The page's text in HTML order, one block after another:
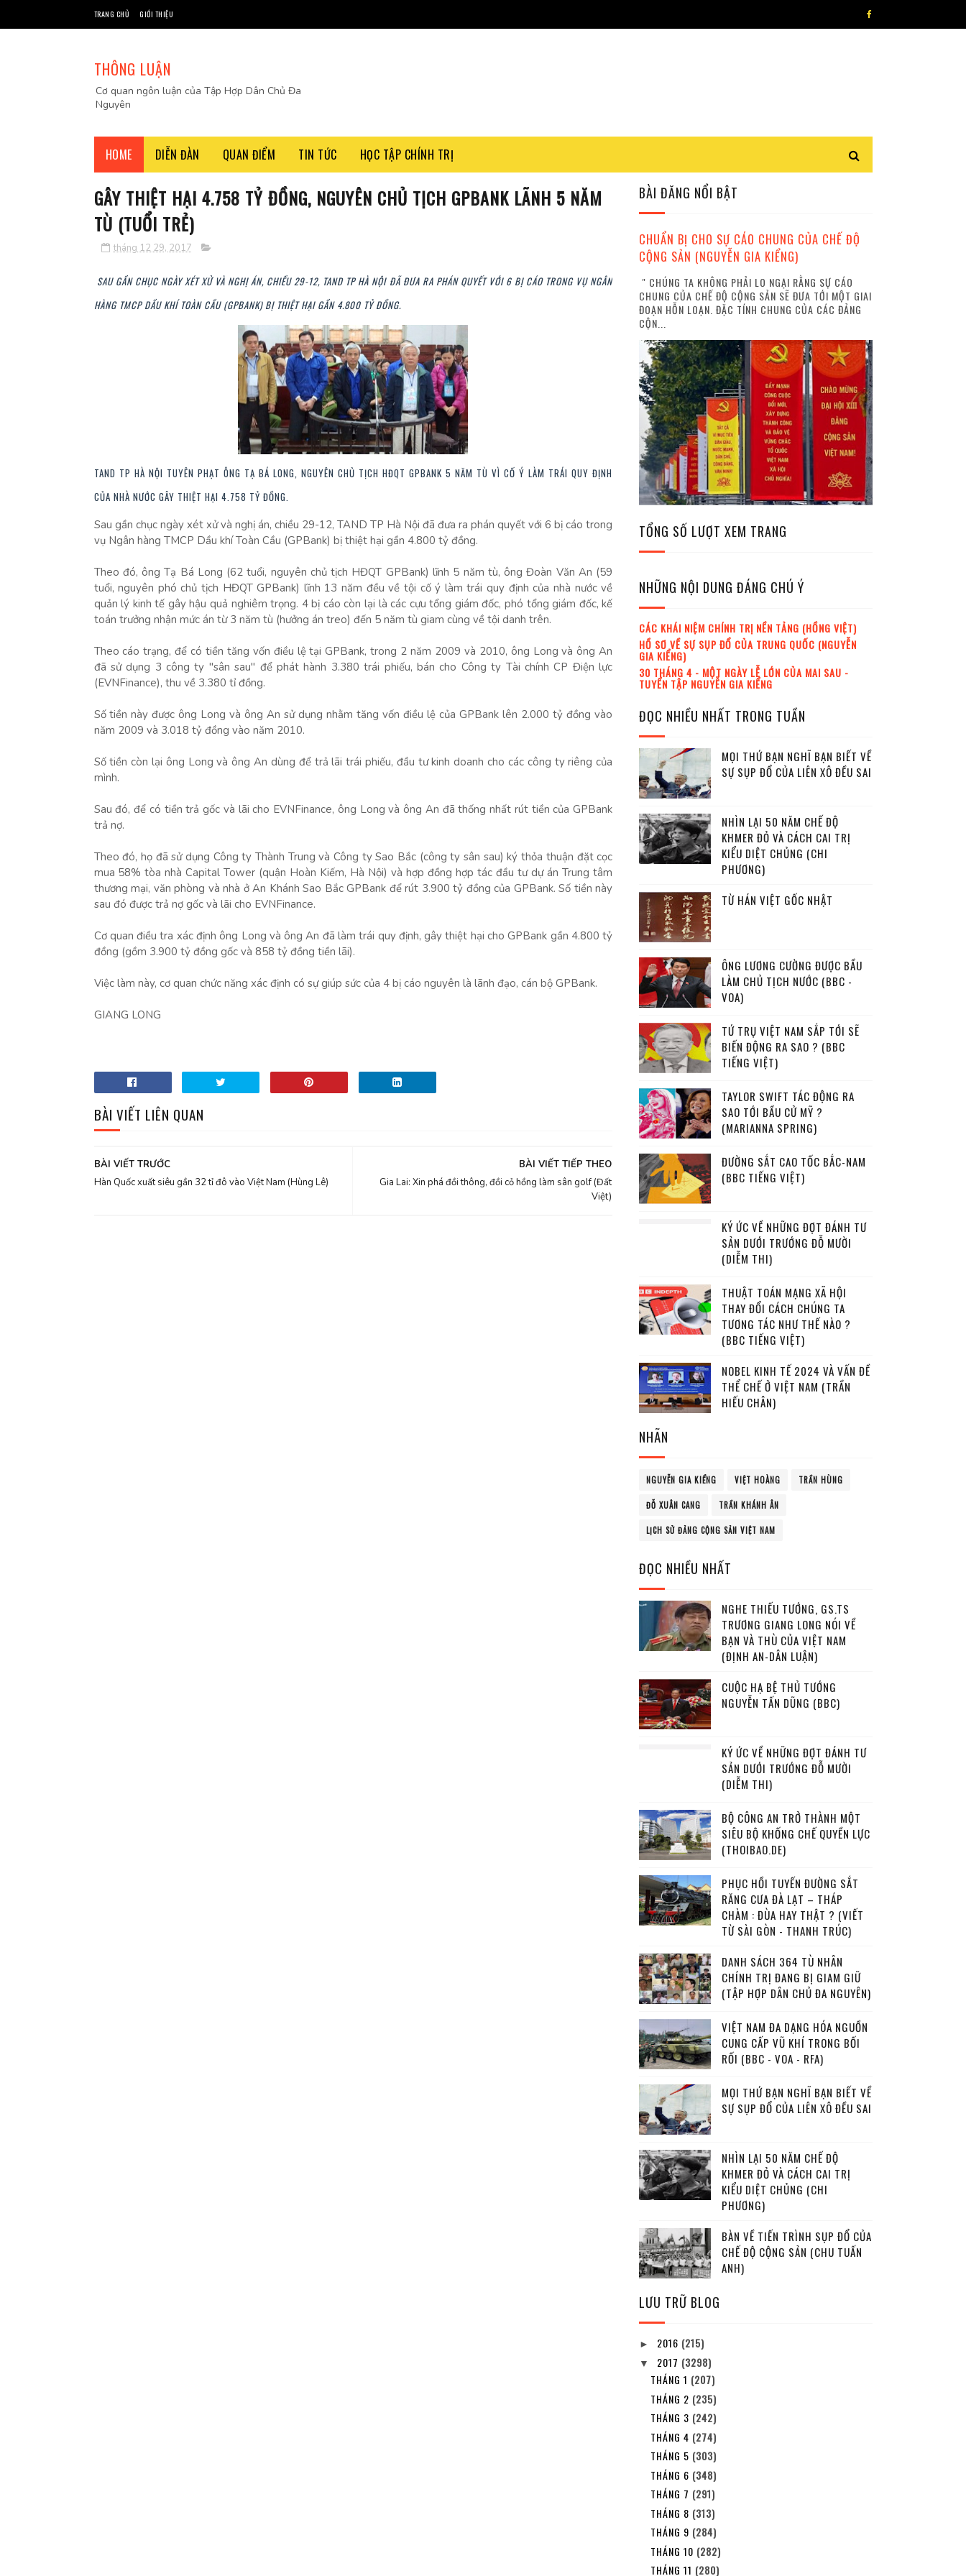
TRANG CHỦ GIỚI THIỆU
THÔNG LUẬN
Cơ quan ngôn luận của Tập Hợp Dân Chủ Đa
Nguyên
HOME DIỄN ĐÀN QUAN ĐIỂM TIN TỨC HỌC TẬP CHÍNH TRỊ
GÂY THIỆT HẠI 4.758 TỶ ĐỒNG, NGUYÊN CHỦ TỊCH GPBANK LÃNH 5 NĂM
TÙ (TUỔI TRẺ)
tháng 12 29, 2017
SAU GẦN CHỤC NGÀY XÉT XỬ VÀ NGHỊ ÁN, CHIỀU 29-12, TAND TP HÀ NỘI ĐÃ ĐƯA RA PHÁN QUYẾT VỚI 6 BỊ CÁO TRONG VỤ NGÂN
HÀNG TMCP DẦU KHÍ TOÀN CẦU (GPBANK) BỊ THIỆT HẠI GẦN 4.800 TỶ ĐỒNG.
TAND TP HÀ NỘI TUYÊN PHẠT ÔNG TẠ BÁ LONG, NGUYÊN CHỦ TỊCH HĐQT GPBANK 5 NĂM TÙ VÌ CỐ Ý LÀM TRÁI QUY ĐỊNH
CỦA NHÀ NƯỚC GÂY THIỆT HẠI 4.758 TỶ ĐỒNG.
Sau gần chục ngày xét xử và nghị án, chiều 29-12, TAND TP Hà Nội đã đưa ra phán quyết với 6 bị cáo trong
vụ Ngân hàng TMCP Dầu khí Toàn Cầu (GPBank) bị thiệt hại gần 4.800 tỷ đồng.
Theo đó, ông Tạ Bá Long (62 tuổi, nguyên chủ tịch HĐQT GPBank) lĩnh 5 năm tù, ông Đoàn Văn An (59
tuổi, nguyên phó chủ tịch HĐQT GPBank) lĩnh 13 năm đều về tội cố ý làm trái quy định của nhà nước về
quản lý kinh tế gây hậu quả nghiêm trọng. 4 bị cáo còn lại là các cựu tổng giám đốc, phó tổng giám đốc, kế
toán trưởng nhận mức án từ 3 năm tù (hưởng án treo) đến 5 năm tù giam cùng về tội danh trên.
Theo cáo trạng, để có tiền tăng vốn điều lệ tại GPBank, trong 2 năm 2009 và 2010, ông Long và ông An
đã sử dụng 3 công ty "sân sau" để phát hành 3.380 trái phiếu, bán cho Công ty Tài chính CP Điện lực
(EVNFinance), thu về 3.380 tỉ đồng.
Số tiền này được ông Long và ông An sử dụng nhằm tăng vốn điều lệ của GPBank lên 2.000 tỷ đồng vào
năm 2009 và 3.018 tỷ đồng vào năm 2010.
Số tiền còn lại ông Long và ông An dùng để trả lãi trái phiếu, đầu tư kinh doanh cho các công ty riêng của
mình.
Sau đó, để có tiền trả gốc và lãi cho EVNFinance, ông Long và ông An đã thống nhất rút tiền của GPBank
trả nợ.
Theo đó, họ đã sử dụng Công ty Thành Trung và Công ty Sao Bắc (công ty sân sau) ký thỏa thuận đặt cọc
mua 58% tòa nhà Capital Tower (quận Hoàn Kiếm, Hà Nội) và hợp đồng hợp tác đầu tư dự án Trung tâm
thương mại, văn phòng và nhà ở An Khánh Sao Bắc GPBank để rút 3.900 tỷ đồng của GPBank. Số tiền này
sau đó được trả nợ gốc và lãi cho EVNFinance.
Cơ quan điều tra xác định ông Long và ông An đã làm trái quy định, gây thiệt hại cho GPBank gần 4.800 tỷ
đồng (gồm 3.900 tỷ đồng gốc và 858 tỷ đồng tiền lãi).
Việc làm này, cơ quan chức năng xác định có sự giúp sức của 4 bị cáo nguyên là lãnh đạo, cán bộ GPBank.
GIANG LONG
BÀI VIẾT LIÊN QUAN
BÀI VIẾT TIẾP THEO
Gia Lai: Xin phá đồi thông, đồi cỏ hồng làm sân golf (Đất
Việt)
BÀI VIẾT TRƯỚC
Hàn Quốc xuất siêu gần 32 tỉ đô vào Việt Nam (Hùng Lê)
BÀI ĐĂNG NỔI BẬT
CHUẨN BỊ CHO SỰ CÁO CHUNG CỦA CHẾ ĐỘ
CỘNG SẢN (NGUYỄN GIA KIỂNG)
" CHÚNG TA KHÔNG PHẢI LO NGẠI RẰNG SỰ CÁO
CHUNG CỦA CHẾ ĐỘ CỘNG SẢN SẼ ĐƯA TỚI MỘT GIAI
ĐOẠN HỖN LOẠN. ĐẶC TÍNH CHUNG CỦA CÁC ĐẢNG
CỘN...
TỔNG SỐ LƯỢT XEM TRANG
NHỮNG NỘI DUNG ĐÁNG CHÚ Ý
CÁC KHÁI NIỆM CHÍNH TRỊ NỀN TẢNG (HỒNG VIỆT)
HỒ SƠ VỀ SỰ SỤP ĐỔ CỦA TRUNG QUỐC (NGUYỄN
GIA KIỂNG)
30 THÁNG 4 - MỘT NGÀY LỄ LỚN CỦA MAI SAU -
TUYỂN TẬP NGUYỄN GIA KIỂNG
ĐỌC NHIỀU NHẤT TRONG TUẦN
MỌI THỨ BẠN NGHĨ BẠN BIẾT VỀ
SỰ SỤP ĐỔ CỦA LIÊN XÔ ĐỀU SAI
NHÌN LẠI 50 NĂM CHẾ ĐỘ
KHMER ĐỎ VÀ CÁCH CAI TRỊ
KIỂU DIỆT CHỦNG (CHI
PHƯƠNG)
TỪ HÁN VIỆT GỐC NHẬT
ÔNG LƯƠNG CƯỜNG ĐƯỢC BẦU
LÀM CHỦ TỊCH NƯỚC (BBC -
VOA)
TỨ TRỤ VIỆT NAM SẮP TỚI SẼ
BIẾN ĐỘNG RA SAO ? (BBC
TIẾNG VIỆT)
TAYLOR SWIFT TÁC ĐỘNG RA
SAO TỚI BẦU CỬ MỸ ?
(MARIANNA SPRING)
ĐƯỜNG SẮT CAO TỐC BẮC-NAM
(BBC TIẾNG VIỆT)
KÝ ỨC VỀ NHỮNG ĐỢT ĐÁNH TƯ
SẢN DƯỚI TRƯỚNG ĐỖ MƯỜI
(DIỄM THI)
THUẬT TOÁN MẠNG XÃ HỘI
THAY ĐỔI CÁCH CHÚNG TA
TƯƠNG TÁC NHƯ THẾ NÀO ?
(BBC TIẾNG VIỆT)
NOBEL KINH TẾ 2024 VÀ VẤN ĐỀ
THỂ CHẾ Ở VIỆT NAM (TRẦN
HIẾU CHÂN)
NHÃN
NGUYỄN GIA KIỂNG VIỆT HOÀNG TRẦN HÙNG
ĐỖ XUÂN CANG TRẦN KHÁNH ÂN
LỊCH SỬ ĐẢNG CỘNG SẢN VIỆT NAM
ĐỌC NHIỀU NHẤT
NGHE THIẾU TƯỚNG, GS.TS
TRƯƠNG GIANG LONG NÓI VỀ
BẠN VÀ THÙ CỦA VIỆT NAM
(ĐỊNH AN-DÂN LUẬN)
CUỘC HẠ BỆ THỦ TƯỚNG
NGUYỄN TẤN DŨNG (BBC)
KÝ ỨC VỀ NHỮNG ĐỢT ĐÁNH TƯ
SẢN DƯỚI TRƯỚNG ĐỖ MƯỜI
(DIỄM THI)
BỘ CÔNG AN TRỞ THÀNH MỘT
SIÊU BỘ KHỐNG CHẾ QUYỀN LỰC
(THOIBAO.DE)
PHỤC HỒI TUYẾN ĐƯỜNG SẮT
RĂNG CƯA ĐÀ LẠT – THÁP
CHÀM : ĐÙA HAY THẬT ? (VIẾT
TỪ SÀI GÒN - THANH TRÚC)
DANH SÁCH 364 TÙ NHÂN
CHÍNH TRỊ ĐANG BỊ GIAM GIỮ
(TẬP HỢP DÂN CHỦ ĐA NGUYÊN)
VIỆT NAM ĐA DẠNG HÓA NGUỒN
CUNG CẤP VŨ KHÍ TRONG BỐI
RỐI (BBC - VOA - RFA)
MỌI THỨ BẠN NGHĨ BẠN BIẾT VỀ
SỰ SỤP ĐỔ CỦA LIÊN XÔ ĐỀU SAI
NHÌN LẠI 50 NĂM CHẾ ĐỘ
KHMER ĐỎ VÀ CÁCH CAI TRỊ
KIỂU DIỆT CHỦNG (CHI
PHƯƠNG)
BÀN VỀ TIẾN TRÌNH SỤP ĐỔ CỦA
CHẾ ĐỘ CỘNG SẢN (CHU TUẤN
ANH)
LƯU TRỮ BLOG
► 2016 (215)
▼ 2017 (3298)
THÁNG 1 (207)
THÁNG 2 (235)
THÁNG 3 (242)
THÁNG 4 (274)
THÁNG 5 (303)
THÁNG 6 (348)
THÁNG 7 (291)
THÁNG 8 (313)
THÁNG 9 (284)
THÁNG 10 (282)
THÁNG 11 (280)